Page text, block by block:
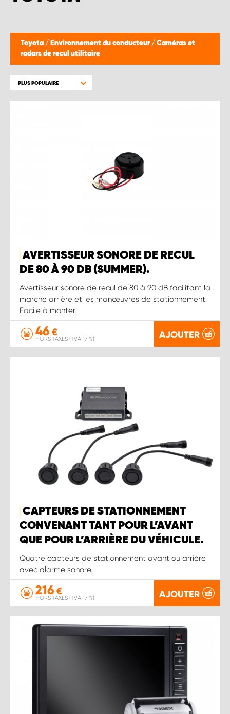
Toyota / Environnement du conducteur / Caméras et
radars de recul utilitaire
PLUS POPULAIRE
AVERTISSEUR SONORE DE RECUL
DE 80 À 90 DB (SUMMER).
Avertisseur sonore de recul de 80 à 90 dB facilitant la
marche arrière et les manœuvres de stationnement.
Facile à monter.
46 €
HORS TAXES (TVA 17 %) AJOUTER
CAPTEURS DE STATIONNEMENT
CONVENANT TANT POUR L’AVANT
QUE POUR L’ARRIÈRE DU VÉHICULE.
Quatre capteurs de stationnement avant ou arrière
avec alarme sonore.
216 €
HORS TAXES (TVA 17 %) AJOUTER